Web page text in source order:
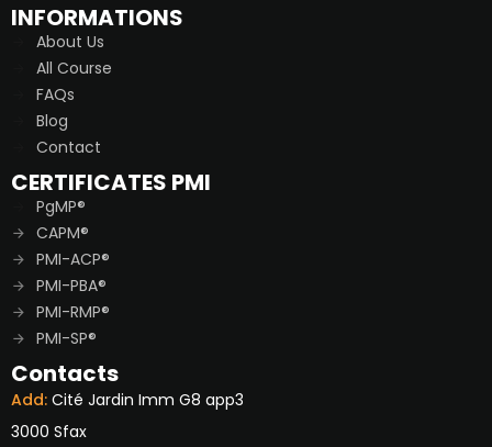
INFORMATIONS
About Us
All Course
FAQs
Blog
Contact
CERTIFICATES PMI
PgMP®
CAPM®
PMI-ACP®
PMI-PBA®
PMI-RMP®
PMI-SP®
Contacts
Add: Cité Jardin Imm G8 app3
3000 Sfax